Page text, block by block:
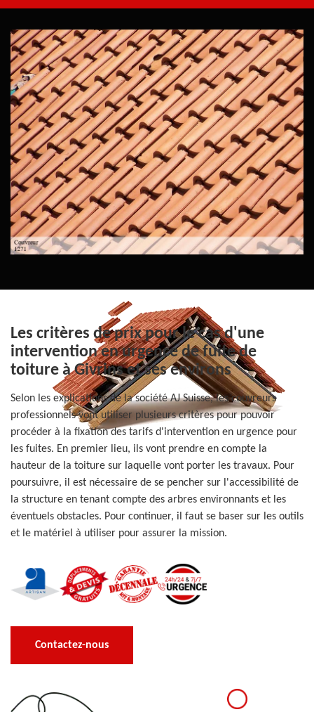
Les critères de prix pour le cas d'une
intervention en urgence de fuite de
toiture à Givrins et ses environs
Selon les explications de la société AJ Suisse, les couvreurs
professionnels vont utiliser plusieurs critères pour pouvoir
procéder à la fixation des tarifs d'intervention en urgence pour
les fuites. En premier lieu, ils vont prendre en compte la
hauteur de la toiture sur laquelle vont porter les travaux. Pour
poursuivre, il est nécessaire de se pencher sur l'accessibilité de
la structure en tenant compte des arbres environnants et les
éventuels obstacles. Pour continuer, il faut se baser sur les outils
et le matériel à utiliser pour assurer la mission.
Contactez-nous